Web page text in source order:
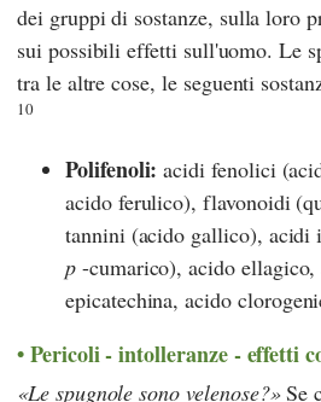
dei gruppi di sostanze, sulla loro
sui possibili effetti sull'uomo. Le
tra le altre cose, le seguenti
10
Polifenoli: acidi fenolici
acido ferulico), flavonoidi
tannini (acido gallico), acidi
p-cumarico), acido ellagico,
epicatechina, acido
Pericoli - intolleranze - effetti
Le spugnole sono velenose? Se